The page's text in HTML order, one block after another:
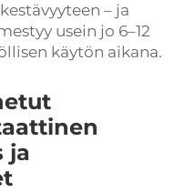
– ja
usein jo 6–12
käytön aikana.
ja